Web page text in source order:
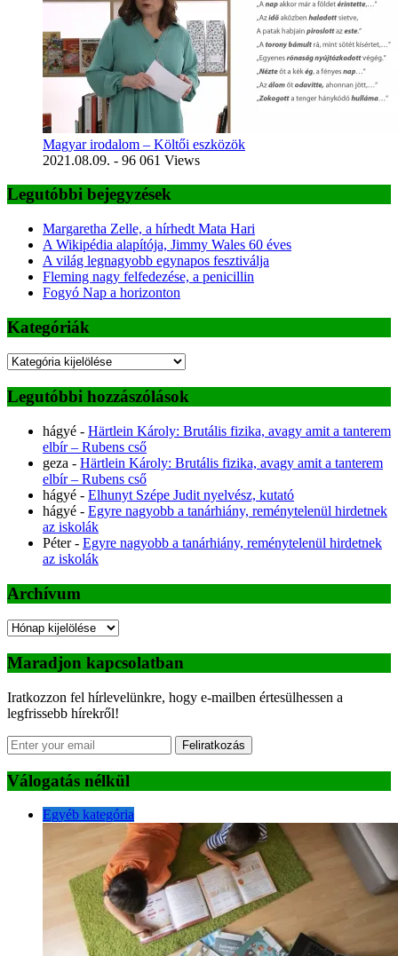
Magyar irodalom – Költői eszközök
2021.08.09. - 96 061 Views
Legutóbbi bejegyzések
Margaretha Zelle, a hírhedt Mata Hari
A Wikipédia alapítója, Jimmy Wales 60 éves
A világ legnagyobb egynapos fesztiválja
Fleming nagy felfedezése, a penicillin
Fogyó Nap a horizonton
Kategóriák
Kategóriák
Legutóbbi hozzászólások
hágyé - Härtlein Károly: Brutális fizika, avagy amit a tanterem
elbír – Rubens cső
geza - Härtlein Károly: Brutális fizika, avagy amit a tanterem
elbír – Rubens cső
hágyé - Elhunyt Szépe Judit nyelvész, kutató
hágyé - Egyre nagyobb a tanárhiány, reménytelenül hirdetnek
az iskolák
Péter- Egyre nagyobb a tanárhiány, reménytelenül hirdetnek
az iskolák
Archívum
Archívum
Maradjon kapcsolatban
Iratkozzon fel hírlevelünkre, hogy e-mailben értesülhessen a
legfrissebb hírekről!
Feliratkozás
Válogatás nélkül
Egyéb kategória